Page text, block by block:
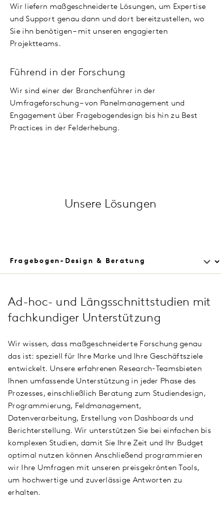
Wir liefern maßgeschneiderte Lösungen, um Expertise
und Support genau dann und dort bereitzustellen, wo
Sie ihn benötigen – mit unseren engagierten
Projektteams.
Führend in der Forschung
Wir sind einer der Branchenführer in der
Umfrageforschung – von Panelmanagement und
Engagement über Fragebogendesign bis hin zu Best
Practices in der Felderhebung.
Unsere Lösungen
Ad-hoc- und Längsschnittstudien mit
fachkundiger Unterstützung
Wir wissen, dass maßgeschneiderte Forschung genau
das ist: speziell für Ihre Marke und Ihre Geschäftsziele
entwickelt. Unsere erfahrenen Research-Teamsbieten
Ihnen umfassende Unterstützung in jeder Phase des
Prozesses, einschließlich Beratung zum Studiendesign,
Programmierung, Feldmanagement,
Datenverarbeitung, Erstellung von Dashboards und
Berichterstellung. Wir unterstützen Sie bei einfachen bis
komplexen Studien, damit Sie Ihre Zeit und Ihr Budget
optimal nutzen können Anschließend programmieren
wir Ihre Umfragen mit unseren preisgekrönten Tools,
um hochwertige und zuverlässige Antworten zu
erhalten.